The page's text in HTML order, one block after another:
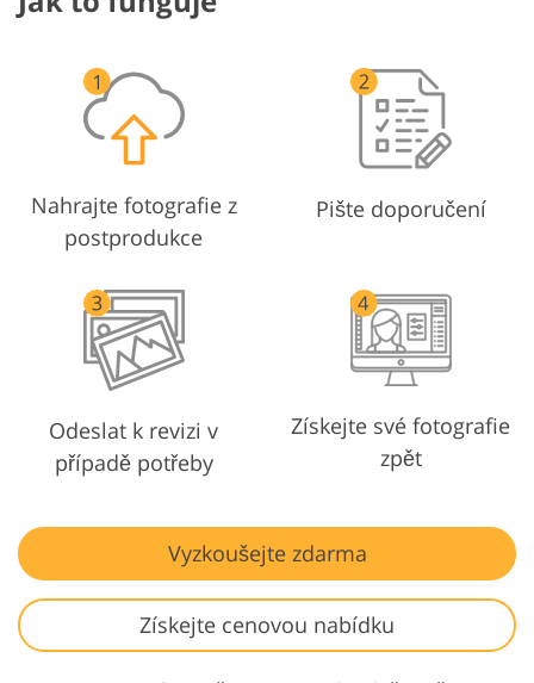
Nahrajte fotografie z
postprodukce
Pište doporučení
Odeslat k revizi v
případě potřeby
Získejte své fotografie
zpět
Vyzkoušejte zdarma
Získejte cenovou nabídku